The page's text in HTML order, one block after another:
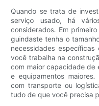
Quando se trata de
serviço usado, há
considerados. Em
guindaste tenha o
necessidades
você trabalha na
com maior capacidade de
e equipamentos
com transporte ou
tudo de que você precisa